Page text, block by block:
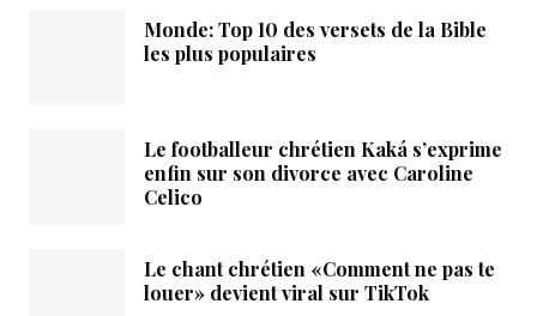
Monde: Top 10 des versets de la Bible
les plus populaires
Le footballeur chrétien Kaká s’exprime
enfin sur son divorce avec Caroline
Celico
Le chant chrétien «Comment ne pas te
louer» devient viral sur TikTok